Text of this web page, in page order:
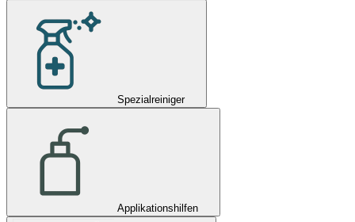
Spezialreiniger
Applikationshilfen